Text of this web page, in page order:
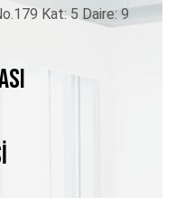
Kat: 5 Daire: 9